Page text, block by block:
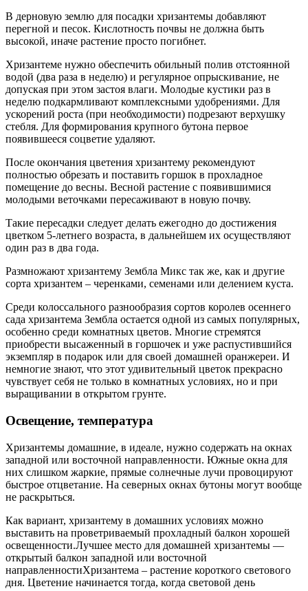
В дерновую землю для посадки хризантемы добавляют
перегной и песок. Кислотность почвы не должна быть
высокой, иначе растение просто погибнет.
Хризантеме нужно обеспечить обильный полив отстоянной
водой (два раза в неделю) и регулярное опрыскивание, не
допуская при этом застоя влаги. Молодые кустики раз в
неделю подкармливают комплексными удобрениями. Для
ускорений роста (при необходимости) подрезают верхушку
стебля. Для формирования крупного бутона первое
появившееся соцветие удаляют.
После окончания цветения хризантему рекомендуют
полностью обрезать и поставить горшок в прохладное
помещение до весны. Весной растение с появившимися
молодыми веточками пересаживают в новую почву.
Такие пересадки следует делать ежегодно до достижения
цветком 5-летнего возраста, в дальнейшем их осуществляют
один раз в два года.
Размножают хризантему Зембла Микс так же, как и другие
сорта хризантем – черенками, семенами или делением куста.
Среди колоссального разнообразия сортов королев осеннего
сада хризантема Зембла остается одной из самых популярных,
особенно среди комнатных цветов. Многие стремятся
приобрести высаженный в горшочек и уже распустившийся
экземпляр в подарок или для своей домашней оранжереи. И
немногие знают, что этот удивительный цветок прекрасно
чувствует себя не только в комнатных условиях, но и при
выращивании в открытом грунте.
Освещение, температура
Хризантемы домашние, в идеале, нужно содержать на окнах
западной или восточной направленности. Южные окна для
них слишком жаркие, прямые солнечные лучи провоцируют
быстрое отцветание. На северных окнах бутоны могут вообще
не раскрыться.
Как вариант, хризантему в домашних условиях можно
выставить на проветриваемый прохладный балкон хорошей
освещенности.Лучшее место для домашней хризантемы —
открытый балкон западной или восточной
направленностиХризантема – растение короткого светового
дня. Цветение начинается тогда, когда световой день